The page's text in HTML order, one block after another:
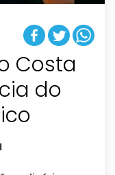
Costa
do